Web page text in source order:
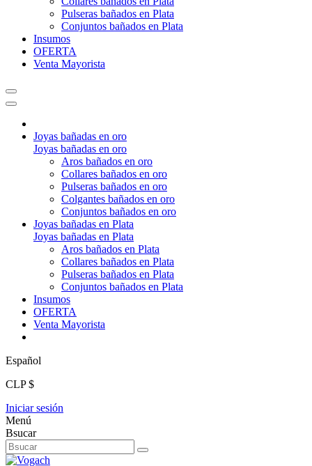
Pulseras bañados en Plata
Conjuntos bañados en Plata
Insumos
OFERTA
Venta Mayorista
Joyas bañadas en oro
Joyas bañadas en oro
Aros bañados en oro
Collares bañados en oro
Pulseras bañados en oro
Colgantes bañados en oro
Conjuntos bañados en oro
Joyas bañadas en Plata
Joyas bañadas en Plata
Aros bañados en Plata
Collares bañados en Plata
Pulseras bañados en Plata
Conjuntos bañados en Plata
Insumos
OFERTA
Venta Mayorista
Español
CLP $
Iniciar sesión
Menú
Bsucar